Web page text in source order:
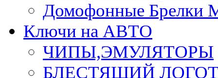
Домофонные Брелки
Ключи на АВТО
ЧИПЫ,ЭМУЛЯТОРЫ
БЛЕСТЯШИЙ